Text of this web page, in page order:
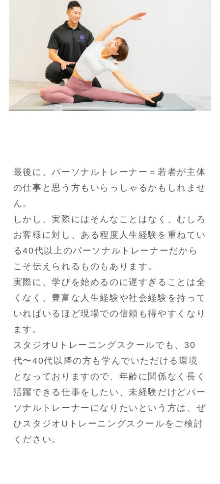
最後に、パーソナルトレーナー＝若者が主体
の仕事と思う方もいらっしゃるかもしれませ
ん。
しかし、実際にはそんなことはなく、むしろ
お客様に対し、ある程度人生経験を重ねてい
る40代以上のパーソナルトレーナーだから
こそ伝えられるものもあります。
実際に、学びを始めるのに遅すぎることは全
くなく、豊富な人生経験や社会経験を持って
いればいるほど現場での信頼も得やすくなり
ます。
スタジオUトレーニングスクールでも、30
代〜40代以降の方も学んでいただける環境
となっておりますので、年齢に関係なく長く
活躍できる仕事をしたい、未経験だけどパー
ソナルトレーナーになりたいという方は、ぜ
ひスタジオUトレーニングスクールをご検討
ください。